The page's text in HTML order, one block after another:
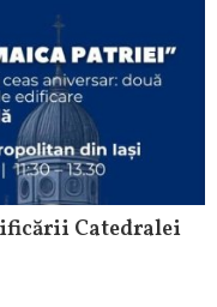
Catedralei